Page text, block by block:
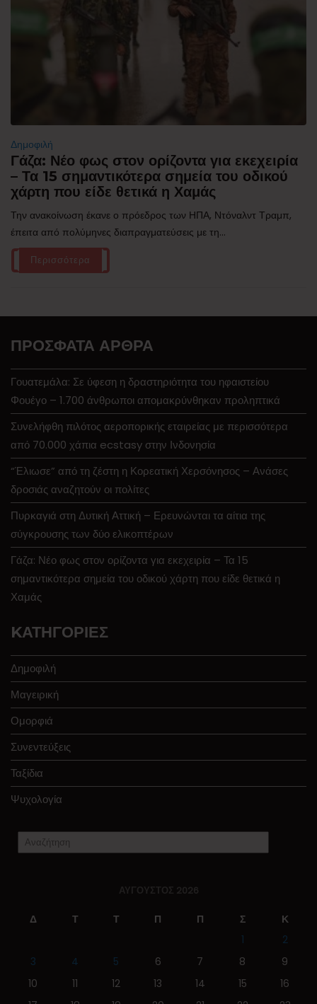
Δημοφιλή
Γάζα: Νέο φως στον ορίζοντα για εκεχειρία
– Τα 15 σημαντικότερα σημεία του οδικού
χάρτη που είδε θετικά η Χαμάς
Την ανακοίνωση έκανε ο πρόεδρος των ΗΠΑ, Ντόναλντ Τραμπ,
έπειτα από πολύμηνες διαπραγματεύσεις με τη...
Περισσότερα
ΠΡΌΣΦΑΤΑ ΆΡΘΡΑ
Γουατεμάλα: Σε ύφεση η δραστηριότητα του ηφαιστείου
Φουέγο – 1.700 άνθρωποι απομακρύνθηκαν προληπτικά
Συνελήφθη πιλότος αεροπορικής εταιρείας με περισσότερα
από 70.000 χάπια ecstasy στην Ινδονησία
“Έλιωσε” από τη ζέστη η Κορεατική Χερσόνησος – Ανάσες
δροσιάς αναζητούν οι πολίτες
Πυρκαγιά στη Δυτική Αττική – Ερευνώνται τα αίτια της
σύγκρουσης των δύο ελικοπτέρων
Γάζα: Νέο φως στον ορίζοντα για εκεχειρία – Τα 15
σημαντικότερα σημεία του οδικού χάρτη που είδε θετικά η
Χαμάς
KΑΤΗΓΟΡΊΕΣ
Δημοφιλή
Μαγειρική
Ομορφιά
Συνεντεύξεις
Ταξίδια
Ψυχολογία
ΑΎΓΟΥΣΤΟΣ 2026
Δ Τ Τ Π Π Σ
Κ
1
2
3
4 5 6 7 8
9
10
11 12 13 14 15
16